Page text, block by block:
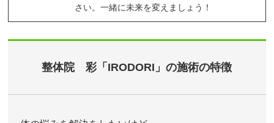
さい。一緒に未来を変えましょう！
整体院 彩「IRODORI」の施術の特徴